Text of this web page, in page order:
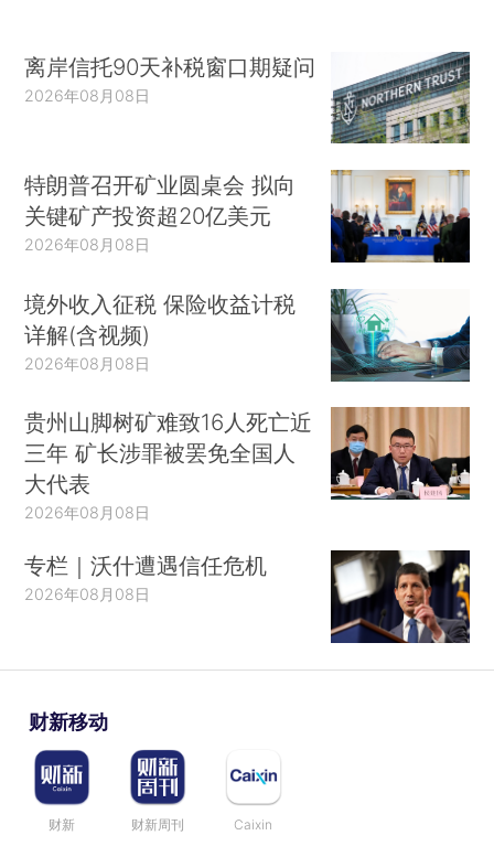
离岸信托90天补税窗口期疑问
2026年08月08日
特朗普召开矿业圆桌会 拟向
关键矿产投资超20亿美元
2026年08月08日
境外收入征税 保险收益计税
详解(含视频)
2026年08月08日
贵州山脚树矿难致16人死亡近
三年 矿长涉罪被罢免全国人
大代表
2026年08月08日
专栏｜沃什遭遇信任危机
2026年08月08日
财新移动
财新 财新周刊 Caixin